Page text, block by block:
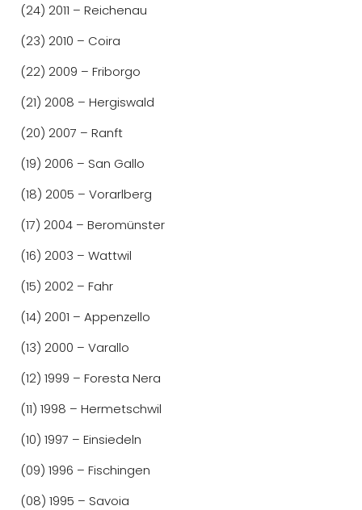
(24) 2011 – Reichenau
(23) 2010 – Coira
(22) 2009 – Friborgo
(21) 2008 – Hergiswald
(20) 2007 – Ranft
(19) 2006 – San Gallo
(18) 2005 – Vorarlberg
(17) 2004 – Beromünster
(16) 2003 – Wattwil
(15) 2002 – Fahr
(14) 2001 – Appenzello
(13) 2000 – Varallo
(12) 1999 – Foresta Nera
(11) 1998 – Hermetschwil
(10) 1997 – Einsiedeln
(09) 1996 – Fischingen
(08) 1995 – Savoia